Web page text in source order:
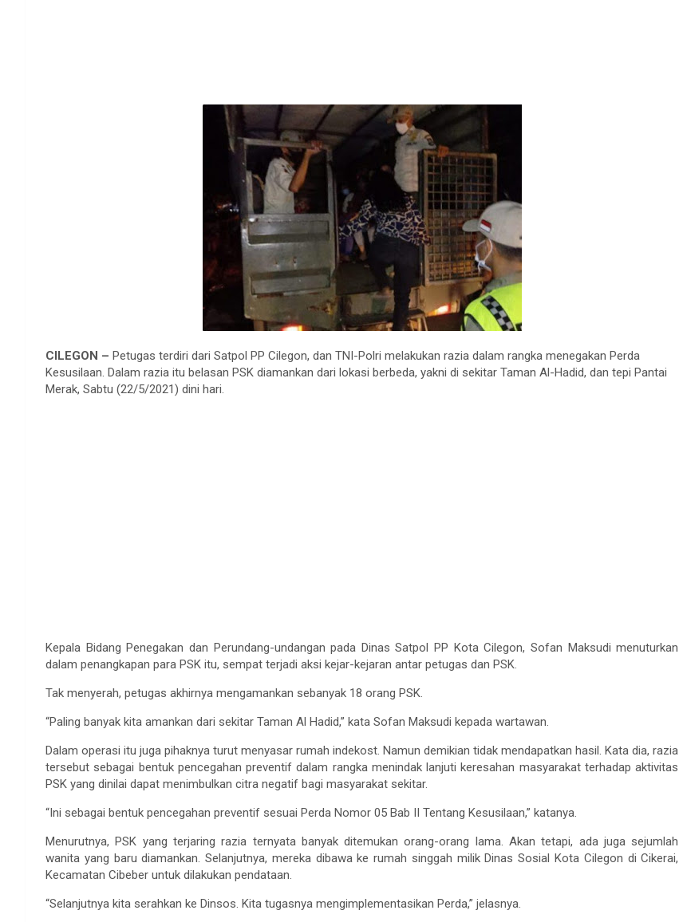
CILEGON – Petugas terdiri dari Satpol PP Cilegon, dan TNI-Polri melakukan razia dalam rangka menegakan Perda
Kesusilaan. Dalam razia itu belasan PSK diamankan dari lokasi berbeda, yakni di sekitar Taman Al-Hadid, dan tepi Pantai
Merak, Sabtu (22/5/2021) dini hari.
Kepala Bidang Penegakan dan Perundang-undangan pada Dinas Satpol PP Kota Cilegon, Sofan Maksudi menuturkan
dalam penangkapan para PSK itu, sempat terjadi aksi kejar-kejaran antar petugas dan PSK.
Tak menyerah, petugas akhirnya mengamankan sebanyak 18 orang PSK.
“Paling banyak kita amankan dari sekitar Taman Al Hadid,” kata Sofan Maksudi kepada wartawan.
Dalam operasi itu juga pihaknya turut menyasar rumah indekost. Namun demikian tidak mendapatkan hasil. Kata dia, razia
tersebut sebagai bentuk pencegahan preventif dalam rangka menindak lanjuti keresahan masyarakat terhadap aktivitas
PSK yang dinilai dapat menimbulkan citra negatif bagi masyarakat sekitar.
“Ini sebagai bentuk pencegahan preventif sesuai Perda Nomor 05 Bab II Tentang Kesusilaan,” katanya.
Menurutnya, PSK yang terjaring razia ternyata banyak ditemukan orang-orang lama. Akan tetapi, ada juga sejumlah
wanita yang baru diamankan. Selanjutnya, mereka dibawa ke rumah singgah milik Dinas Sosial Kota Cilegon di Cikerai,
Kecamatan Cibeber untuk dilakukan pendataan.
“Selanjutnya kita serahkan ke Dinsos. Kita tugasnya mengimplementasikan Perda,” jelasnya.